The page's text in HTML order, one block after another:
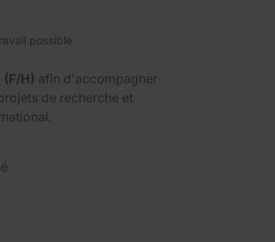
possible
H) afin d'accompagner
de recherche et